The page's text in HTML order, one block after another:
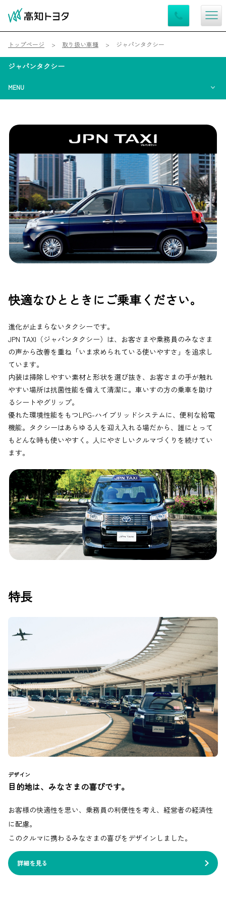
トップページ 取り扱い車種 ジャパンタクシー
ジャパンタクシー
MENU
快適なひとときにご乗車ください。
進化が止まらないタクシーです。
JPN TAXI（ジャパンタクシー）は、お客さまや乗務員のみなさま
の声から改善を重ね「いま求められている使いやすさ」を追求し
ています。
内装は掃除しやすい素材と形状を選び抜き、お客さまの手が触れ
やすい場所は抗菌性能を備えて清潔に。車いすの方の乗車を助け
るシートやグリップ。
優れた環境性能をもつLPG-ハイブリッドシステムに、便利な給電
機能。タクシーはあらゆる人を迎え入れる場だから、誰にとって
もどんな時も使いやすく。人にやさしいクルマづくりを続けてい
ます。
特長
デザイン
目的地は、みなさまの喜びです。
お客様の快適性を思い、乗務員の利便性を考え、経営者の経済性
に配慮。
このクルマに携わるみなさまの喜びをデザインしました。
詳細を見る